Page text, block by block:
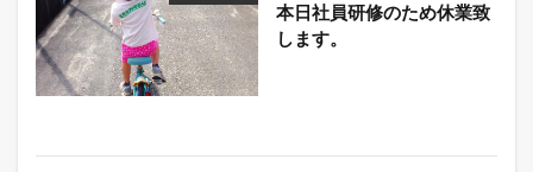
本日社員研修のため休業致
します。